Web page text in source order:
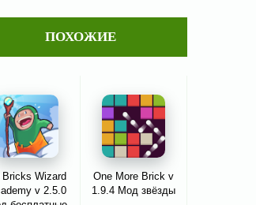
ПОХОЖИЕ
Bricks Wizard
v 2.5.0
One More Brick v
1.9.4 Мод звёзды